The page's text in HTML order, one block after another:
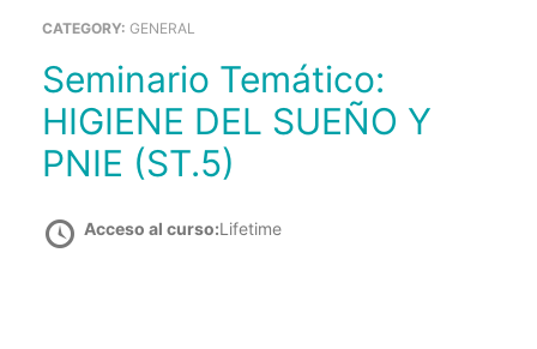
CATEGORY: GENERAL
Seminario Temático:
HIGIENE DEL SUEÑO Y
PNIE (ST.5)
Acceso al curso:Lifetime